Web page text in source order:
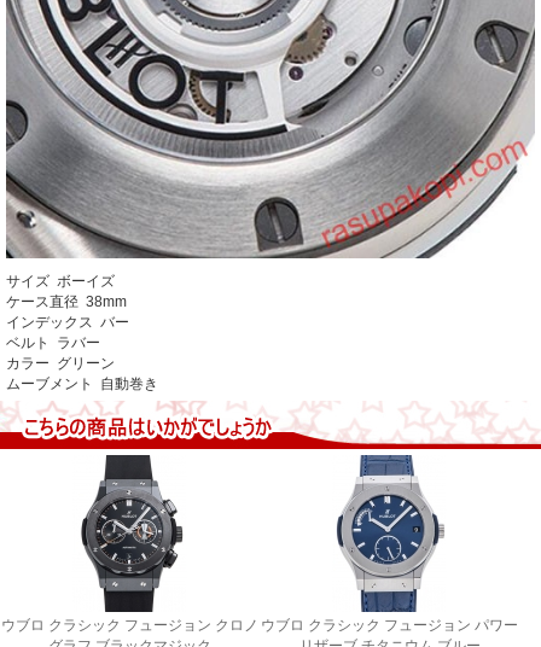
サイズ ボーイズ
ケース直径 38mm
インデックス バー
ベルト ラバー
カラー グリーン
ムーブメント 自動巻き
ウブロ クラシック フュージョン クロノ ウブロ クラシック フュージョン パワー